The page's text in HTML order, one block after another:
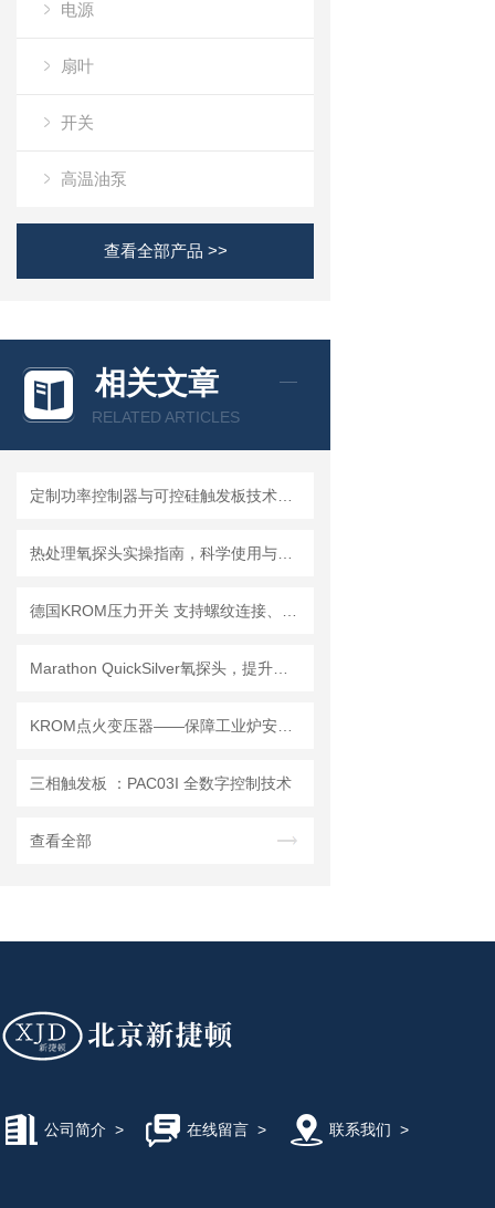
电源
扇叶
开关
高温油泵
查看全部产品 >>
相关文章
RELATED ARTICLES
三相触发板 ：PAC03I 全数字控制技术
查看全部
公司简介 > 在线留言> 联系我们 >